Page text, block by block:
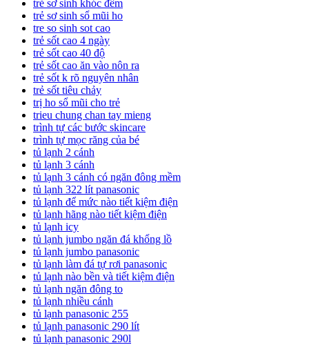
trẻ sơ sinh khóc đêm
trẻ sơ sinh sổ mũi ho
tre so sinh sot cao
trẻ sốt cao 4 ngày
trẻ sốt cao 40 độ
trẻ sốt cao ăn vào nôn ra
trẻ sốt k rõ nguyên nhân
trẻ sốt tiêu chảy
trị ho sổ mũi cho trẻ
trieu chung chan tay mieng
trình tự các bước skincare
trình tự mọc răng của bé
tủ lạnh 2 cánh
tủ lạnh 3 cánh
tủ lạnh 3 cánh có ngăn đông mềm
tủ lạnh 322 lít panasonic
tủ lạnh để mức nào tiết kiệm điện
tủ lạnh hãng nào tiết kiệm điện
tủ lạnh icy
tủ lạnh jumbo ngăn đá khổng lồ
tủ lạnh jumbo panasonic
tủ lạnh làm đá tự rơi panasonic
tủ lạnh nào bền và tiết kiệm điện
tủ lạnh ngăn đông to
tủ lạnh nhiều cánh
tủ lạnh panasonic 255
tủ lạnh panasonic 290 lít
tủ lạnh panasonic 290l